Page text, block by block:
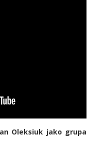
Oleksiuk jako grupa